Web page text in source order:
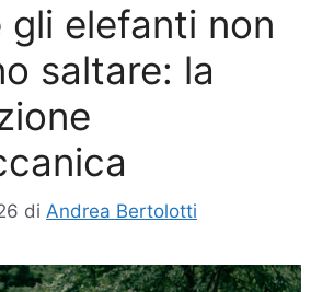
gli elefanti non
saltare: la
di Andrea Bertolotti